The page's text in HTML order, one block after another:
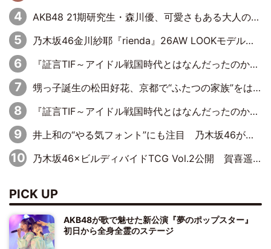
AKB48 21期研究生・森川優、可愛さもある大人の女性に
乃木坂46金川紗耶『rienda』26AW LOOKモデルに就任
『証言TIF～アイドル戦国時代とはなんだったのか～』第11回：私立恵比寿中学・真山りか×安本彩花「TIFで10年ぶりのキョンシーメイクをしたら、場を完全に引かせてしまって。時代が変わったんだなって」
甥っ子誕生の松田好花、京都で“ふたつの家族”をはしご！ “母”黒谷友香に見送られ、“父”松岡昌宏とはハシゴ酒
『証言TIF～アイドル戦国時代とはなんだったのか～』第10回：さくら学院・武藤彩未×飯田らうら「正直、中3で辞めるというのを信じてなくて。そう言われてはいたけど、嘘でしょって」
井上和の“やる気フォント”にも注目 乃木坂46が挑んだ書道パフォーマンスの舞台裏
乃木坂46×ビルディバイドTCG Vol.2公開 賀喜遥香＆田村真佑が『京まふ』ステージに登壇
PICK UP
AKB48が歌で魅せた新公演『夢のポップスター』
初日から全身全霊のステージ